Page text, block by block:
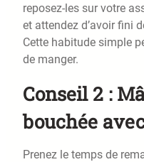
reposez-les sur votre
et attendez d’avoir fini
Cette habitude simple
de manger.
Conseil 2 :
bouchée
Prenez le temps de